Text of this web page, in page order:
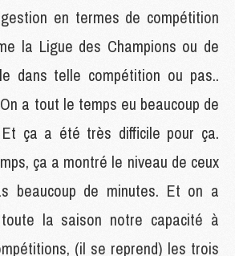
en termes de compétition
la Ligue des Champions ou de
dans telle compétition ou pas..
a tout le temps eu beaucoup de
Et ça a été très difficile pour ça.
ça a montré le niveau de ceux
beaucoup de minutes. Et on a
la saison notre capacité à
(il se reprend) les trois